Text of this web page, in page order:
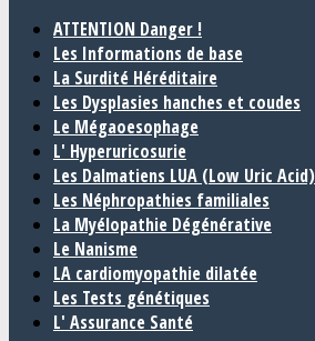
ATTENTION Danger !
Les Informations de base
La Surdité Héréditaire
Les Dysplasies hanches et coudes
Le Mégaoesophage
L' Hyperuricosurie
Les Dalmatiens LUA (Low Uric Acid)
Les Néphropathies familiales
La Myélopathie Dégénérative
Le Nanisme
LA cardiomyopathie dilatée
Les Tests génétiques
L' Assurance Santé